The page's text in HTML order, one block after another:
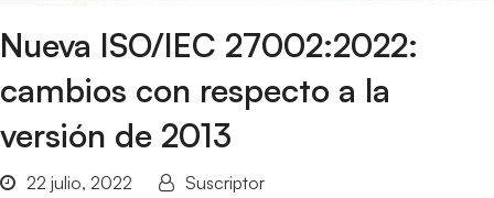
Nueva ISO/IEC 27002:2022:
cambios con respecto a la
versión de 2013
22 julio, 2022
Suscriptor